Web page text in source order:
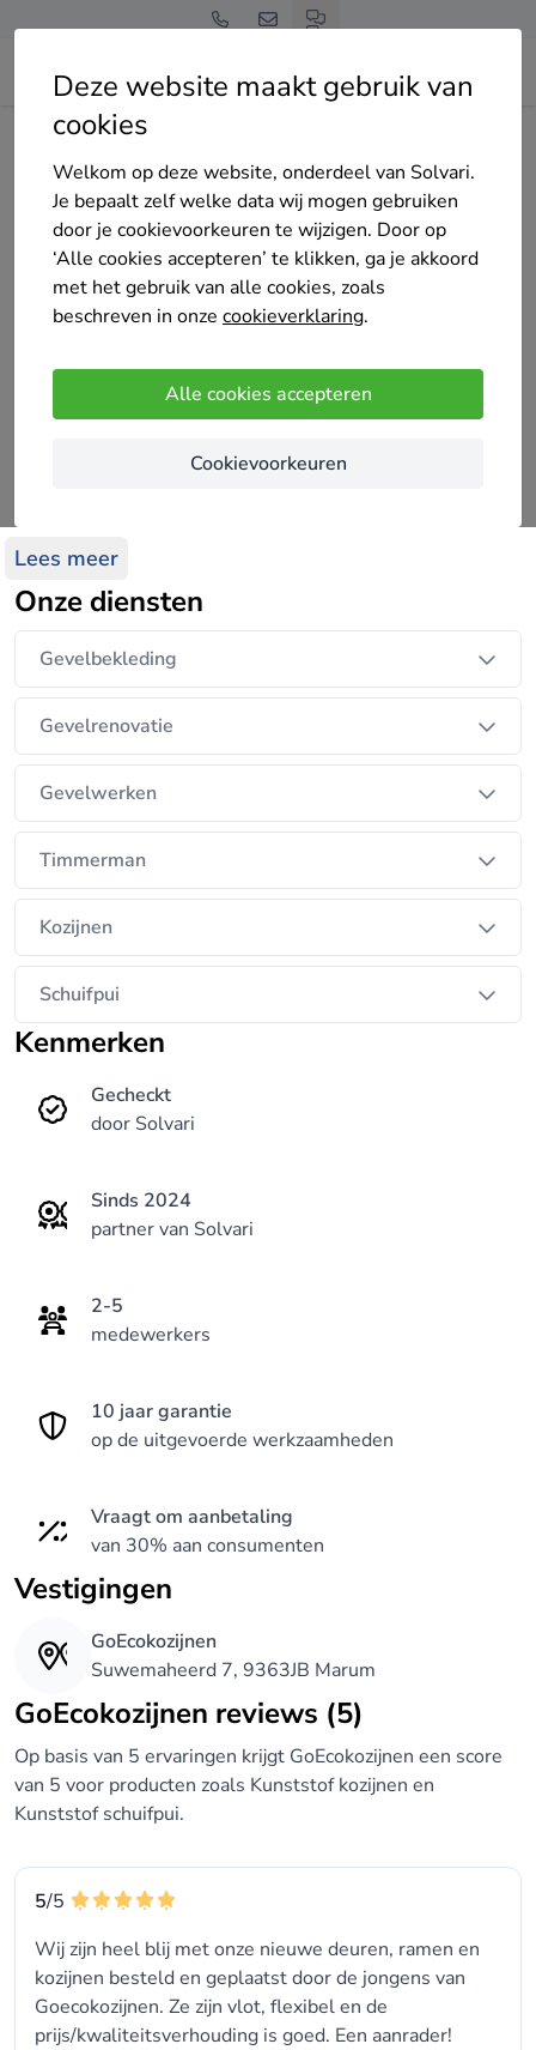
Deze website maakt gebruik van
cookies
Welkom op deze website, onderdeel van Solvari.
Je bepaalt zelf welke data wij mogen gebruiken
door je cookievoorkeuren te wijzigen. Door op
‘Alle cookies accepteren’ te klikken, ga je akkoord
met het gebruik van alle cookies, zoals
beschreven in onze cookieverklaring.
Alle cookies accepteren
Cookievoorkeuren
Home Bedrijven overzicht
GoEcokozijnen
(5 reviews)
Voor al u kunststof kozijnen, deuren en schuifpuien.
daardoor kunnen wij scherpe prijzen hanteren.
Goed klanten contact staat bij ons boven aan.
Lees meer
Onze diensten
Gevelbekleding
Gevelrenovatie
Gevelwerken
Timmerman
Kozijnen
Schuifpui
Kenmerken
Gecheckt
door Solvari
Sinds 2024
partner van Solvari
2-5
medewerkers
10 jaar garantie
op de uitgevoerde werkzaamheden
Vraagt om aanbetaling
van 30% aan consumenten
Vestigingen
GoEcokozijnen
Suwemaheerd 7, 9363JB Marum
GoEcokozijnen reviews (5)
Op basis van 5 ervaringen krijgt GoEcokozijnen een score
van 5 voor producten zoals Kunststof kozijnen en
Kunststof schuifpui.
5/5
Wij zijn heel blij met onze nieuwe deuren, ramen en
kozijnen besteld en geplaatst door de jongens van
Goecokozijnen. Ze zijn vlot, flexibel en de
prijs/kwaliteitsverhouding is goed. Een aanrader!